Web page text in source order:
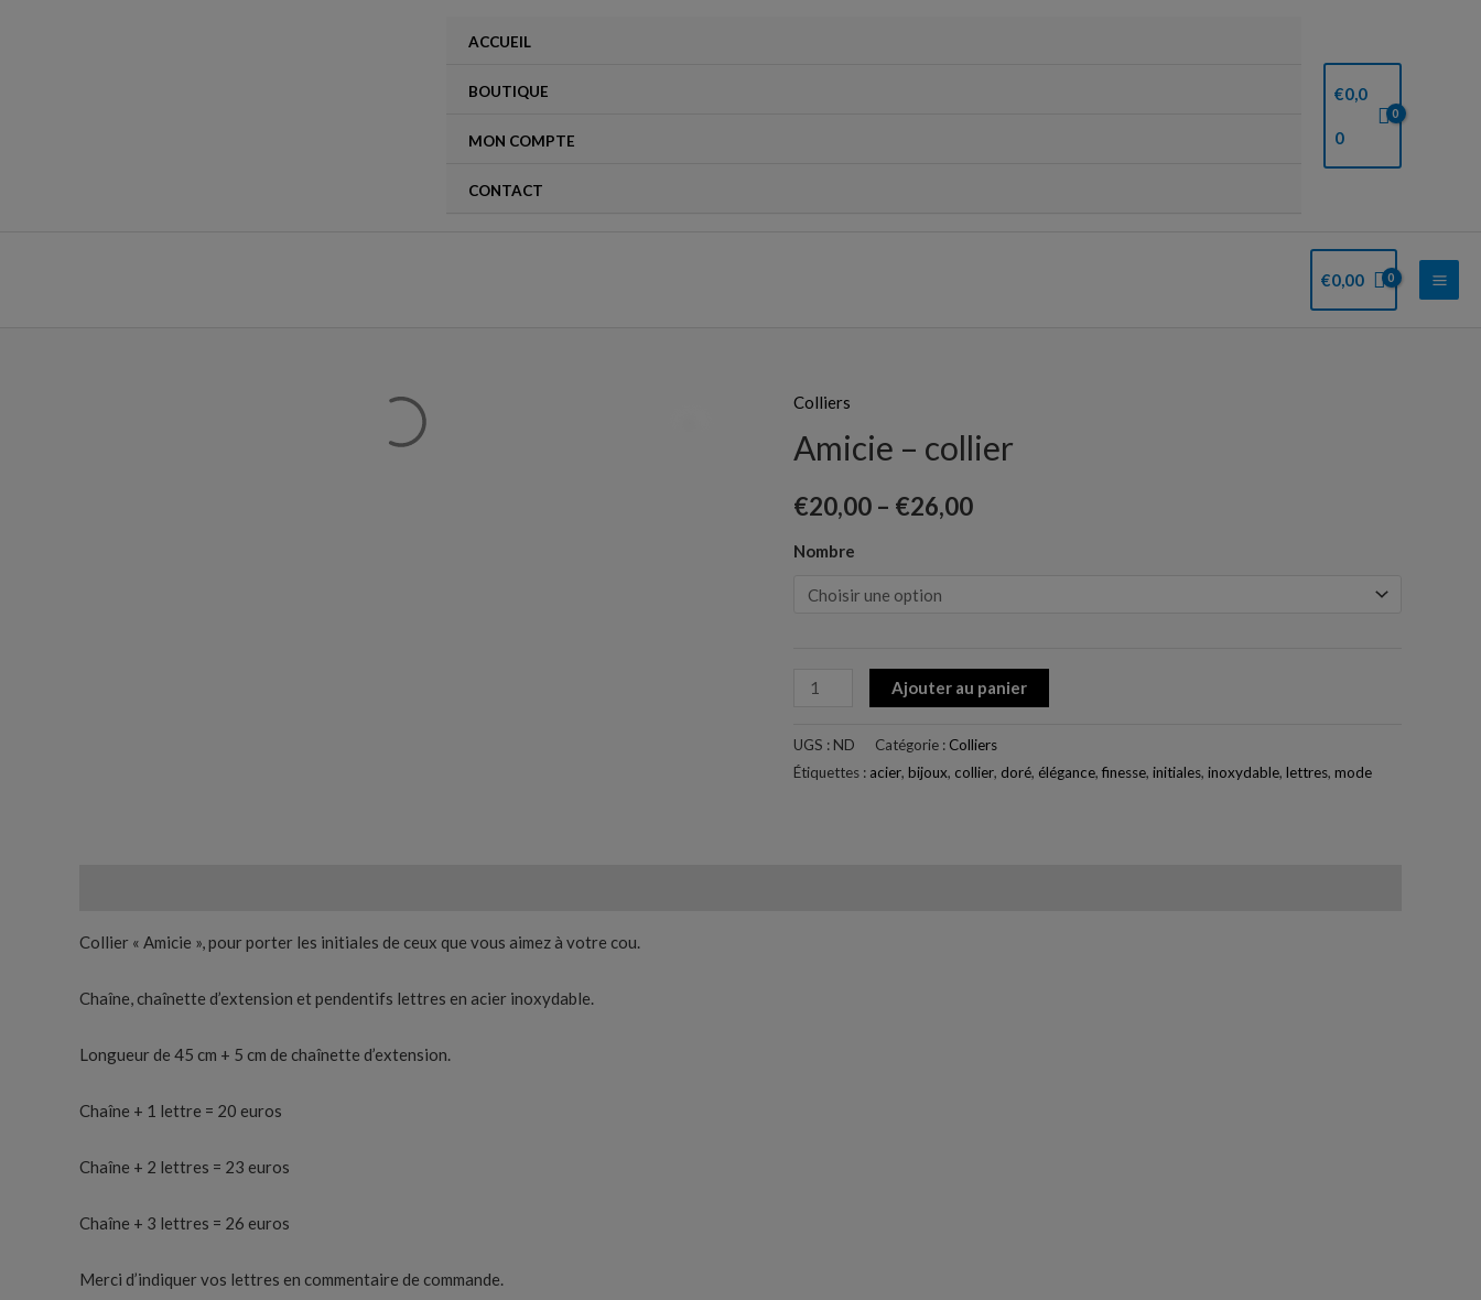
ACCUEIL
BOUTIQUE
MON COMPTE
CONTACT
€0,0
0
€0,00
Colliers
Amicie – collier
€20,00 – €26,00
Nombre
quantité
de
Amicie
-
Ajouter au panier
UGS : ND Catégorie : Colliers
Étiquettes : acier, bijoux, collier, doré, élégance,finesse, initiales, inoxydable, lettres, mode
Collier « Amicie », pour porter les initiales de ceux que vous aimez à votre cou.
Chaîne, chaînette d’extension et pendentifs lettres en acier inoxydable.
Longueur de 45 cm + 5 cm de chaînette d’extension.
Chaîne + 1 lettre = 20 euros
Chaîne + 2 lettres = 23 euros
Chaîne + 3 lettres = 26 euros
Merci d’indiquer vos lettres en commentaire de commande.